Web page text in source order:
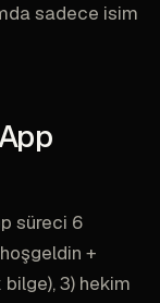
sadece isim
süreci 6
+
3) hekim